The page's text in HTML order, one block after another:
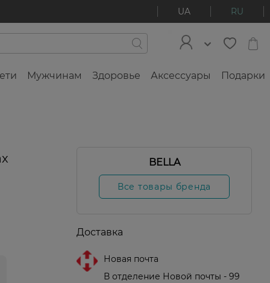
UA RU
Мужчинам Здоровье Аксессуары Подарки
BELLA
Все товары бренда
Доставка
Новая почта
В отделение Новой почты - 99